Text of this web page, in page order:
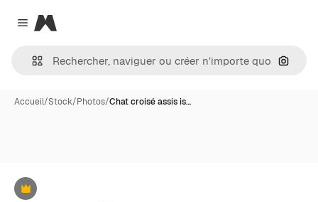
Close menu
Magnific
Accueil/Stock/Photos/Chat croisé assis is…
Premium